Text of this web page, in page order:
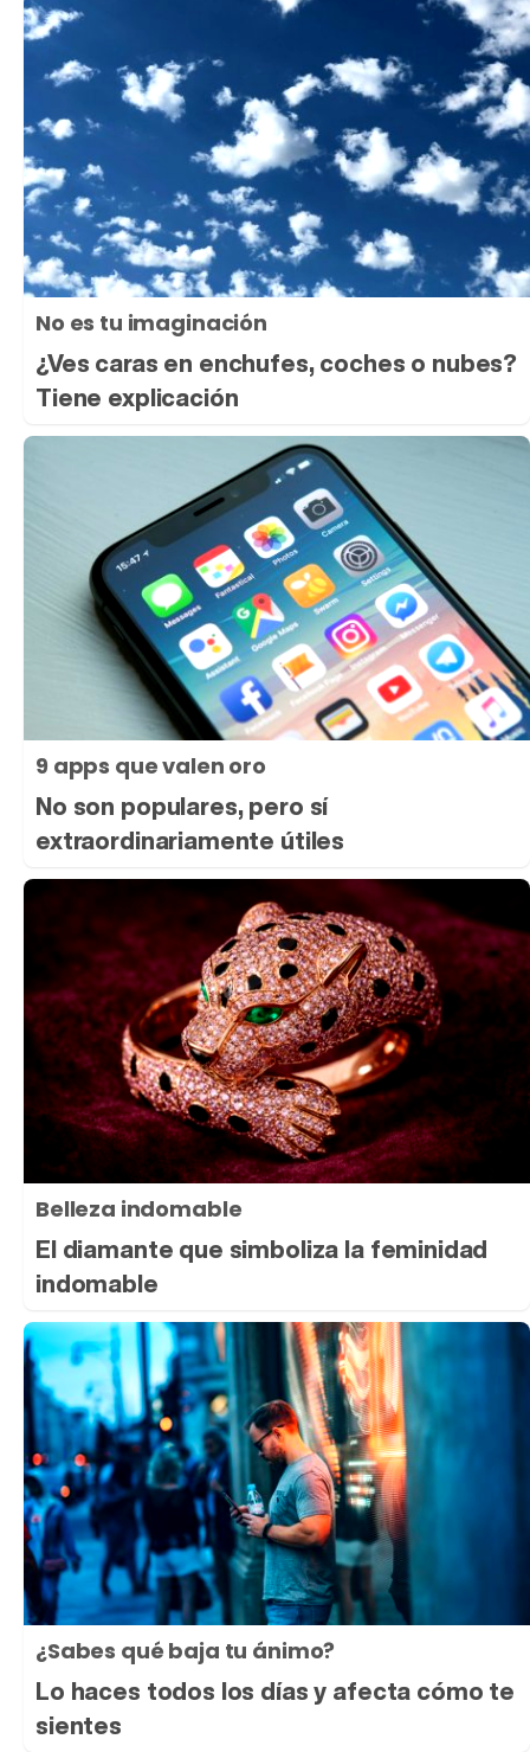
No es tu imaginación
¿Ves caras en enchufes, coches o nubes?
Tiene explicación
9 apps que valen oro
No son populares, pero sí
extraordinariamente útiles
Belleza indomable
El diamante que simboliza la feminidad
indomable
¿Sabes qué baja tu ánimo?
Lo haces todos los días y afecta cómo te
sientes